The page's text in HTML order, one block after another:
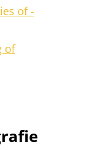
of -
of